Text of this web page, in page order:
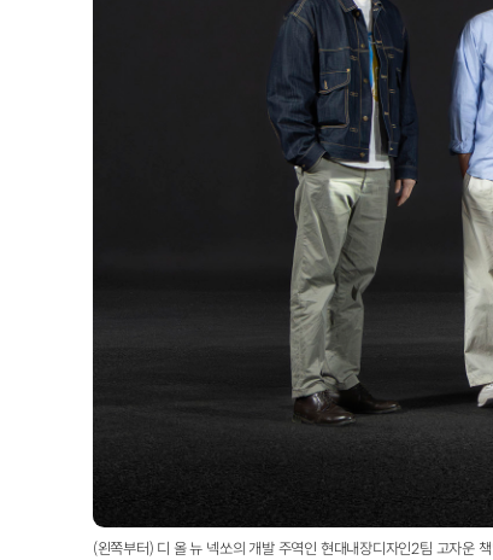
(왼쪽부터) 디 올 뉴 넥쏘의 개발 주역인 현대내장디자인2팀 고자운